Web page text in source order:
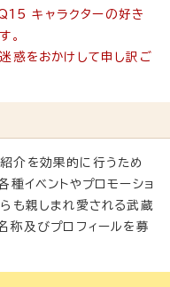
キャラクターの好き
。
惑をおかけして申し訳ご
介を効果的に行うため
種イベントやプロモーショ
も親しまれ愛される武蔵
称及びプロフィールを募